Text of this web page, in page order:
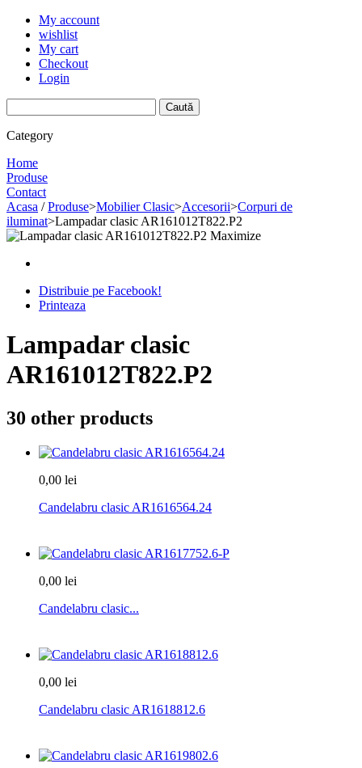
My account
wishlist
My cart
Checkout
Login
Category
Home
Produse
Contact
Acasa / Produse>Mobilier Clasic>Accesorii>Corpuri de
iluminat>Lampadar clasic AR161012T822.P2
Maximize
Distribuie pe Facebook!
Printeaza
Lampadar clasic
AR161012T822.P2
30 other products
0,00 lei
Candelabru clasic AR1616564.24
0,00 lei
Candelabru clasic...
0,00 lei
Candelabru clasic AR1618812.6